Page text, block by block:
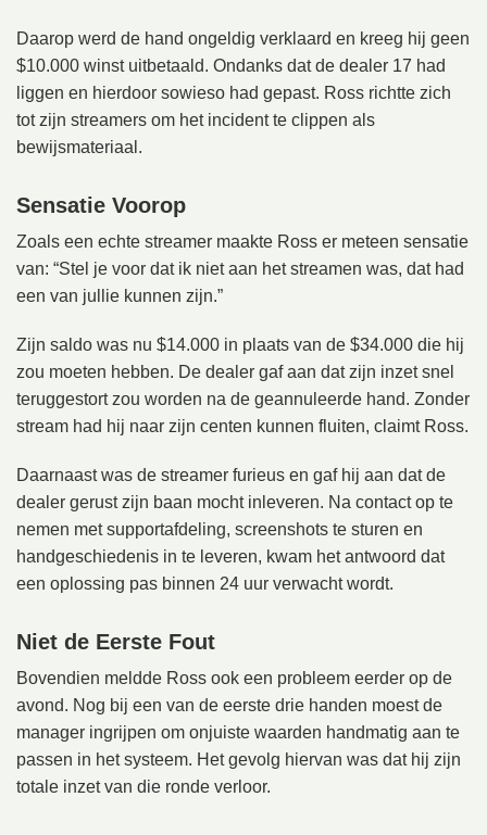
Daarop werd de hand ongeldig verklaard en kreeg hij geen
$10.000 winst uitbetaald. Ondanks dat de dealer 17 had
liggen en hierdoor sowieso had gepast. Ross richtte zich
tot zijn streamers om het incident te clippen als
bewijsmateriaal.
Sensatie Voorop
Zoals een echte streamer maakte Ross er meteen sensatie
van: “Stel je voor dat ik niet aan het streamen was, dat had
een van jullie kunnen zijn.”
Zijn saldo was nu $14.000 in plaats van de $34.000 die hij
zou moeten hebben. De dealer gaf aan dat zijn inzet snel
teruggestort zou worden na de geannuleerde hand. Zonder
stream had hij naar zijn centen kunnen fluiten, claimt Ross.
Daarnaast was de streamer furieus en gaf hij aan dat de
dealer gerust zijn baan mocht inleveren. Na contact op te
nemen met supportafdeling, screenshots te sturen en
handgeschiedenis in te leveren, kwam het antwoord dat
een oplossing pas binnen 24 uur verwacht wordt.
Niet de Eerste Fout
Bovendien meldde Ross ook een probleem eerder op de
avond. Nog bij een van de eerste drie handen moest de
manager ingrijpen om onjuiste waarden handmatig aan te
passen in het systeem. Het gevolg hiervan was dat hij zijn
totale inzet van die ronde verloor.